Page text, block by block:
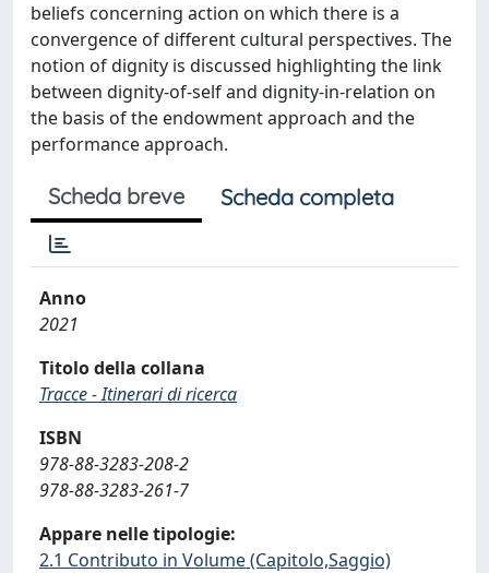
beliefs concerning action on which there is a
convergence of different cultural perspectives. The
notion of dignity is discussed highlighting the link
between dignity-of-self and dignity-in-relation on
the basis of the endowment approach and the
performance approach.
Scheda breve Scheda completa
Anno
2021
Titolo della collana
Tracce - Itinerari di ricerca
ISBN
978-88-3283-208-2
978-88-3283-261-7
Appare nelle tipologie:
2.1 Contributo in Volume (Capitolo,Saggio)